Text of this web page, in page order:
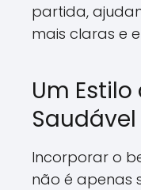
partida,
mais claras e
Um
Saudável
Incorporar o
não é apenas